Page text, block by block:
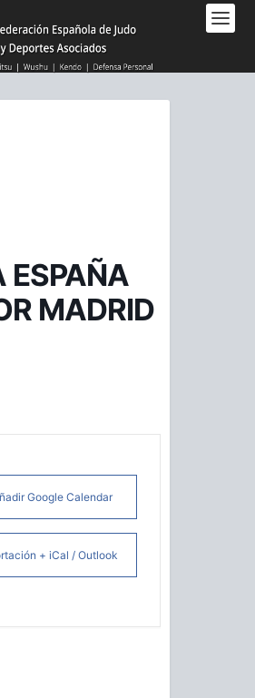
ESPAÑA
MADRID
Google Calendar
+ iCal / Outlook